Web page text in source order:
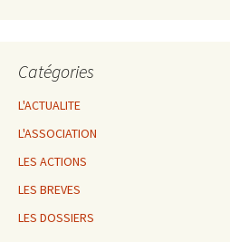
Catégories
L'ACTUALITE
L'ASSOCIATION
LES ACTIONS
LES BREVES
LES DOSSIERS